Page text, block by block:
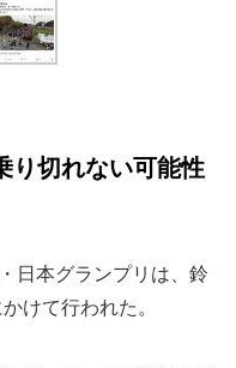
り切れない可能性
日本グランプリは、鈴
けて行われた。